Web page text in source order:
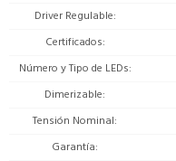
Driver Regulable
Certificados
Número y Tipo de LEDs
Dimerizable
Tensión Nominal
Garantía